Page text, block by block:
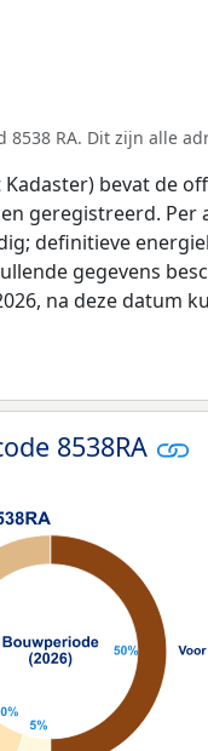
RA. Dit zijn alle
bevat de
geregistreerd.
definitieve
gegevens
na deze
8538RA